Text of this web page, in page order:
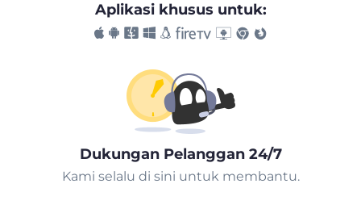
Aplikasi khusus untuk:
Dukungan Pelanggan 24/7
Kami selalu di sini untuk membantu.